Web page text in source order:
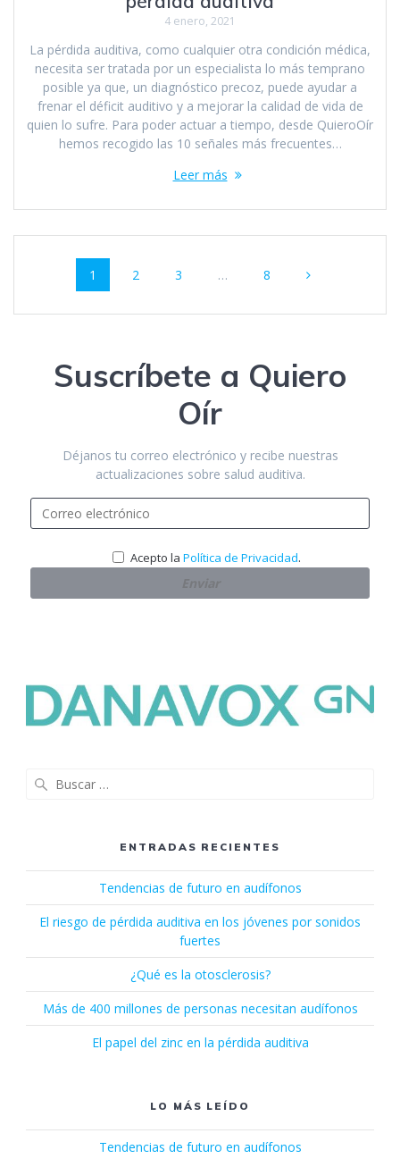
4 enero, 2021
La pérdida auditiva, como cualquier otra condición médica,
necesita ser tratada por un especialista lo más temprano
posible ya que, un diagnóstico precoz, puede ayudar a
frenar el déficit auditivo y a mejorar la calidad de vida de
quien lo sufre. Para poder actuar a tiempo, desde QuieroOír
hemos recogido las 10 señales más frecuentes…
Leer más
Navegación
Página
1 Página
2 Página
3 … Página
8
Suscríbete a Quiero
Oír
Déjanos tu correo electrónico y recibe nuestras
actualizaciones sobre salud auditiva.
Acepto la Política de Privacidad.
ENTRADAS RECIENTES
Tendencias de futuro en audífonos
El riesgo de pérdida auditiva en los jóvenes por sonidos
fuertes
¿Qué es la otosclerosis?
Más de 400 millones de personas necesitan audífonos
El papel del zinc en la pérdida auditiva
LO MÁS LEÍDO
Tendencias de futuro en audífonos